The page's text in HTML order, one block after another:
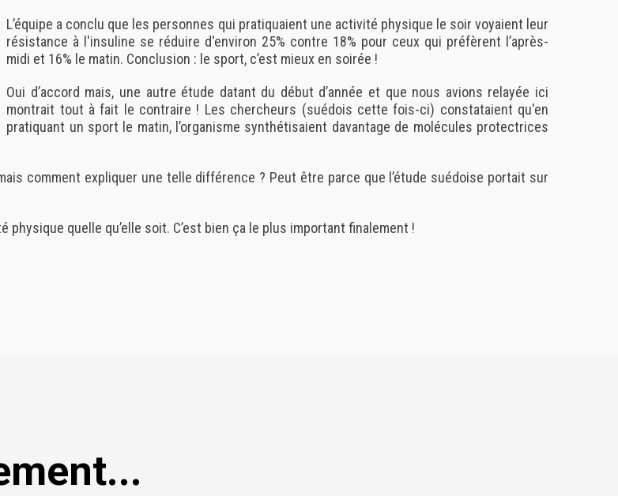
L’équipe a conclu que les personnes qui pratiquaient une activité physique le soir voyaient leur
résistance à l'insuline se réduire d'environ 25% contre 18% pour ceux qui préfèrent l’après-
midi et 16% le matin. Conclusion : le sport, c’est mieux en soirée !
Oui d’accord mais, une autre étude datant du début d’année et que nous avions relayée ici
montrait tout à fait le contraire ! Les chercheurs (suédois cette fois-ci) constataient qu'en
pratiquant un sport le matin, l’organisme synthétisaient davantage de molécules protectrices
comment expliquer une telle différence ? Peut être parce que l’étude suédoise portait sur
quelle qu’elle soit. C’est bien ça le plus important finalement !